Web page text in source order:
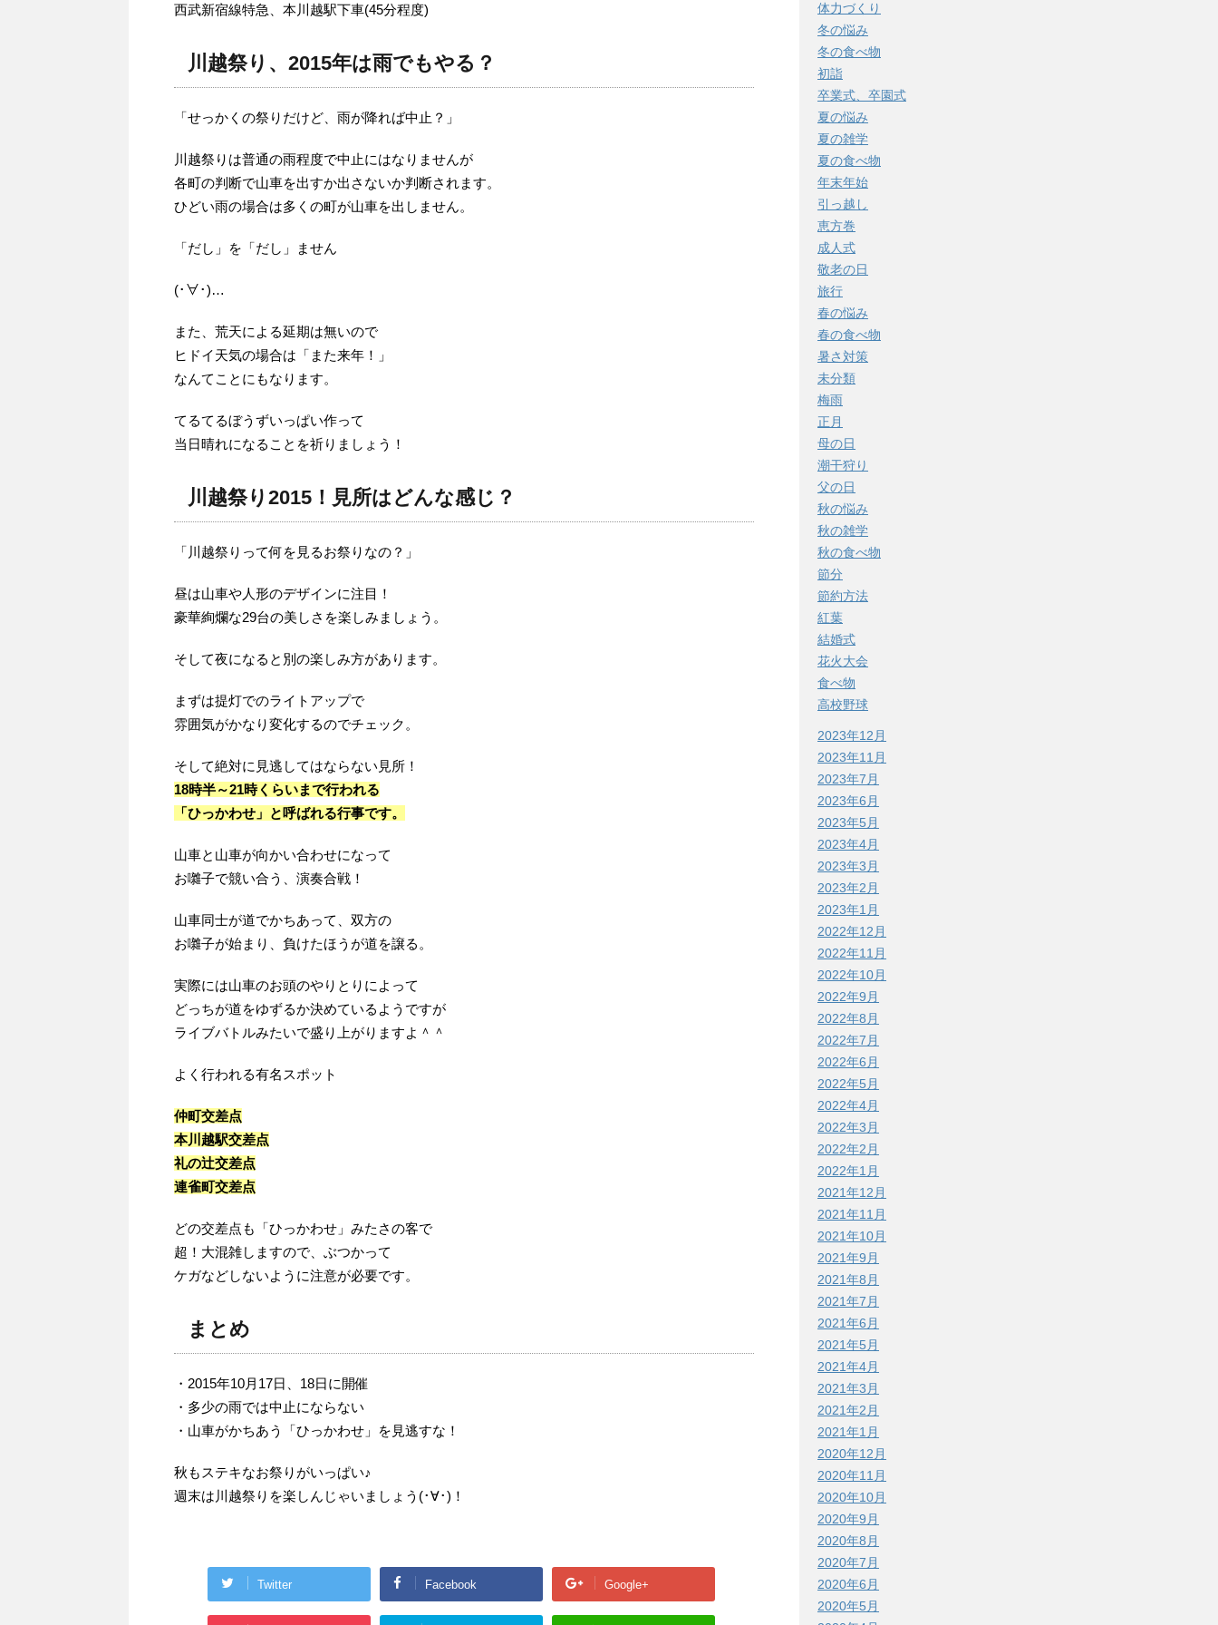
西武新宿線特急、本川越駅下車(45分程度)
川越祭り、2015年は雨でもやる？
「せっかくの祭りだけど、雨が降れば中止？」
川越祭りは普通の雨程度で中止にはなりませんが
各町の判断で山車を出すか出さないか判断されます。
ひどい雨の場合は多くの町が山車を出しません。
「だし」を「だし」ません
(･∀･)…
また、荒天による延期は無いので
ヒドイ天気の場合は「また来年！」
なんてことにもなります。
てるてるぼうずいっぱい作って
当日晴れになることを祈りましょう！
川越祭り2015！見所はどんな感じ？
「川越祭りって何を見るお祭りなの？」
昼は山車や人形のデザインに注目！
豪華絢爛な29台の美しさを楽しみましょう。
そして夜になると別の楽しみ方があります。
まずは提灯でのライトアップで
雰囲気がかなり変化するのでチェック。
そして絶対に見逃してはならない見所！
18時半～21時くらいまで行われる
「ひっかわせ」と呼ばれる行事です。
山車と山車が向かい合わせになって
お囃子で競い合う、演奏合戦！
山車同士が道でかちあって、双方の
お囃子が始まり、負けたほうが道を譲る。
実際には山車のお頭のやりとりによって
どっちが道をゆずるか決めているようですが
ライブバトルみたいで盛り上がりますよ＾＾
よく行われる有名スポット
仲町交差点
本川越駅交差点
礼の辻交差点
連雀町交差点
どの交差点も「ひっかわせ」みたさの客で
超！大混雑しますので、ぶつかって
ケガなどしないように注意が必要です。
まとめ
・2015年10月17日、18日に開催
・多少の雨では中止にならない
・山車がかちあう「ひっかわせ」を見逃すな！
秋もステキなお祭りがいっぱい♪
週末は川越祭りを楽しんじゃいましょう(･∀･)！
Twitter Facebook Google+
体力づくり
冬の悩み
冬の食べ物
初詣
卒業式、卒園式
夏の悩み
夏の雑学
夏の食べ物
年末年始
引っ越し
恵方巻
成人式
敬老の日
旅行
春の悩み
春の食べ物
暑さ対策
未分類
梅雨
正月
母の日
潮干狩り
父の日
秋の悩み
秋の雑学
秋の食べ物
節分
節約方法
紅葉
結婚式
花火大会
食べ物
高校野球
2023年12月
2023年11月
2023年7月
2023年6月
2023年5月
2023年4月
2023年3月
2023年2月
2023年1月
2022年12月
2022年11月
2022年10月
2022年9月
2022年8月
2022年7月
2022年6月
2022年5月
2022年4月
2022年3月
2022年2月
2022年1月
2021年12月
2021年11月
2021年10月
2021年9月
2021年8月
2021年7月
2021年6月
2021年5月
2021年4月
2021年3月
2021年2月
2021年1月
2020年12月
2020年11月
2020年10月
2020年9月
2020年8月
2020年7月
2020年6月
2020年5月